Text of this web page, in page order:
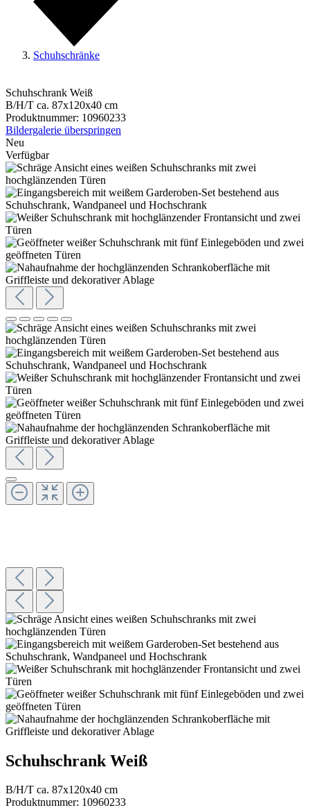
Schuhschränke
Schuhschrank Weiß
B/H/T ca. 87x120x40 cm
Produktnummer: 10960233
Bildergalerie überspringen
Neu
Verfügbar
B/H/T ca. 87x120x40 cm